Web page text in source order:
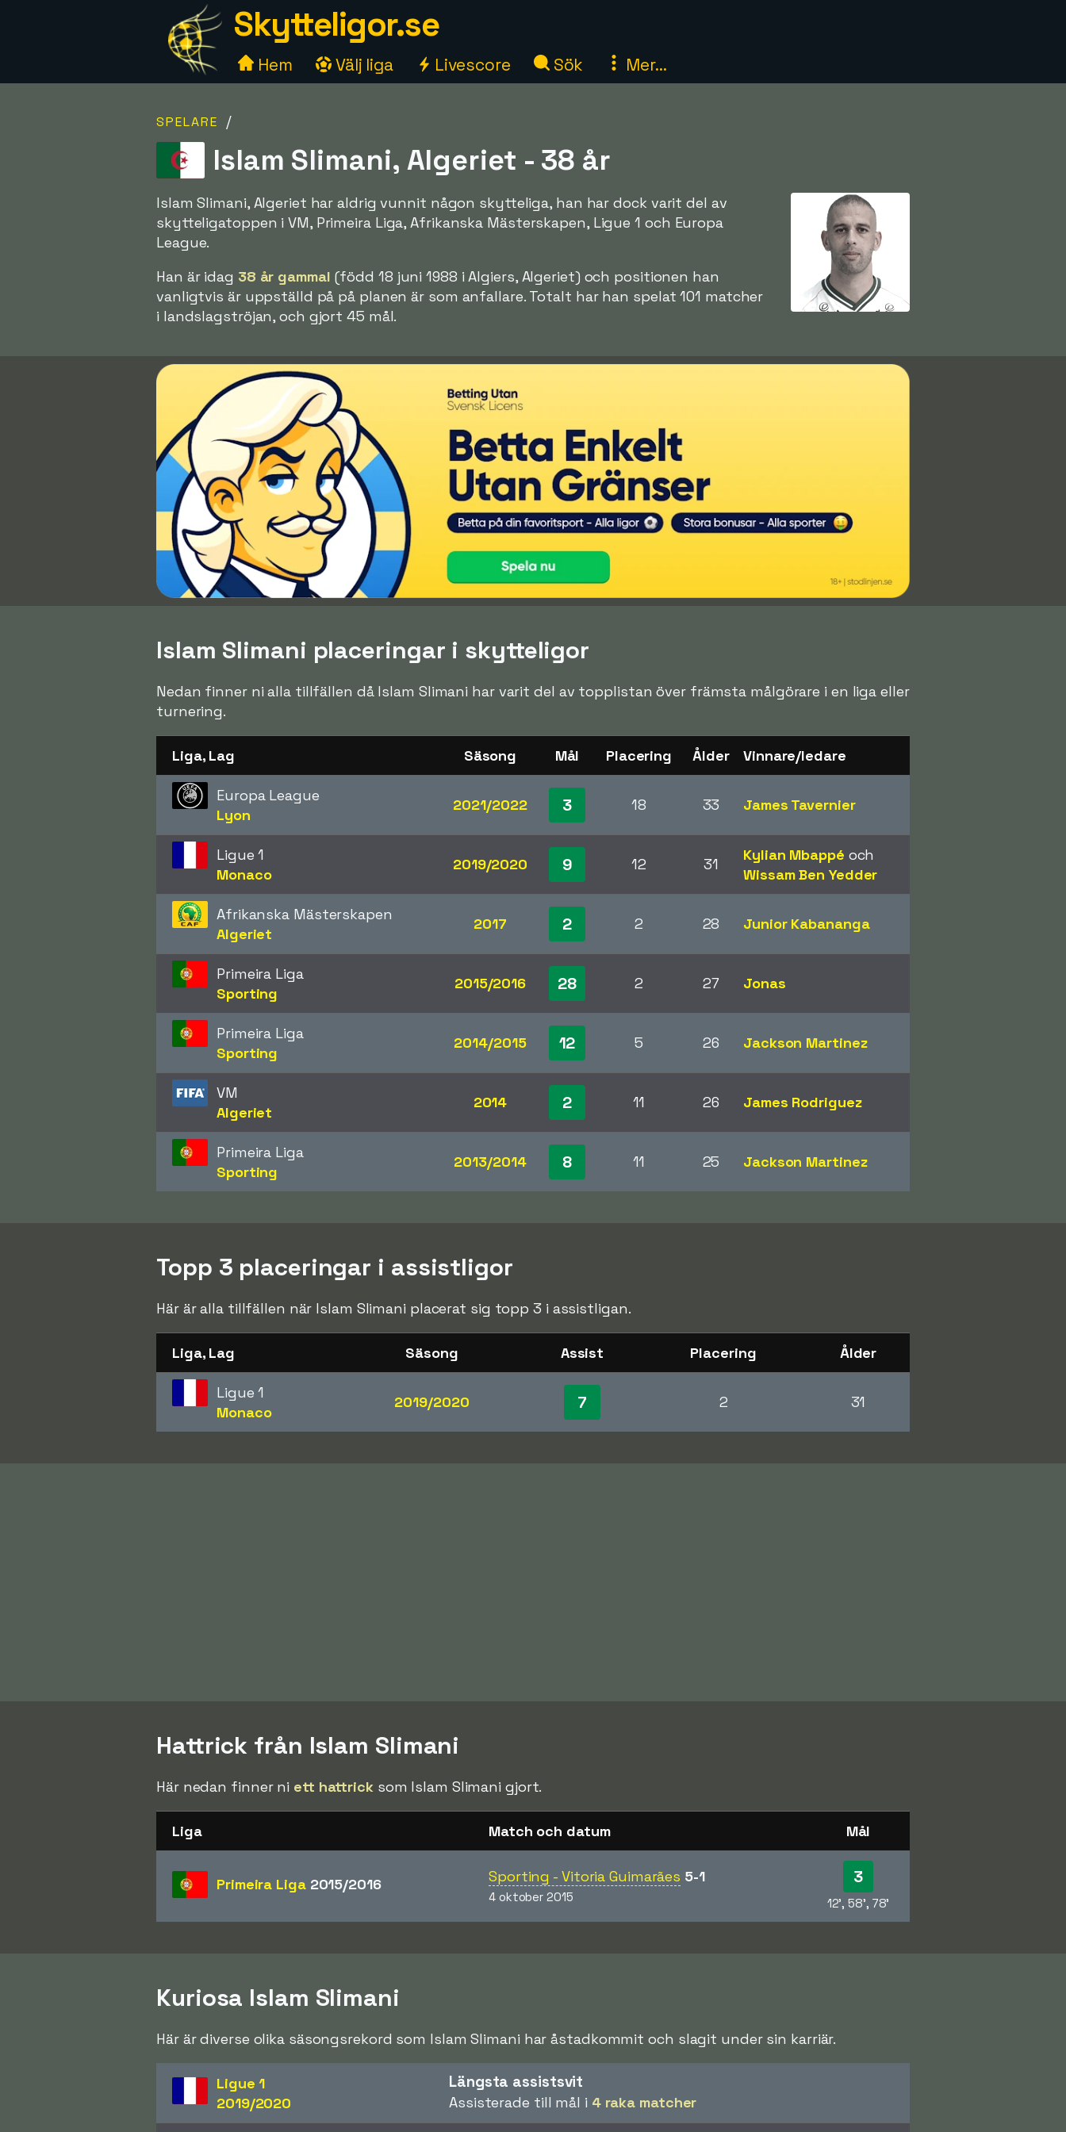
Skytteligor.se
Hem Välj liga Livescore Sök Mer...
SPELARE /
Islam Slimani, Algeriet - 38 år
Islam Slimani, Algeriet har aldrig vunnit någon skytteliga, han har dock varit del av
skytteligatoppen i VM, Primeira Liga, Afrikanska Mästerskapen, Ligue 1 och Europa
League.
Han är idag 38 år gammal (född 18 juni 1988 i Algiers, Algeriet) och positionen han
vanligtvis är uppställd på på planen är som anfallare. Totalt har han spelat 101 matcher
i landslagströjan, och gjort 45 mål.
Islam Slimani placeringar i skytteligor
Nedan finner ni alla tillfällen då Islam Slimani har varit del av topplistan över främsta målgörare i en liga eller
turnering.
Liga, Lag Säsong Mål Placering Ålder Vinnare/ledare
Europa League
Lyon
2021/2022 3 18 33 James Tavernier
Ligue 1
Monaco
2019/2020 9 12 31
Kylian Mbappé och
Wissam Ben Yedder
Afrikanska Mästerskapen
Algeriet
2017 2 2 28 Junior Kabananga
Primeira Liga
Sporting
2015/2016 28 2 27 Jonas
Primeira Liga
Sporting
2014/2015 12 5 26 Jackson Martinez
VM
Algeriet
2014 2 11 26 James Rodriguez
Primeira Liga
Sporting
2013/2014 8 11 25 Jackson Martinez
Topp 3 placeringar i assistligor
Här är alla tillfällen när Islam Slimani placerat sig topp 3 i assistligan.
Liga, Lag Säsong Assist Placering Ålder
Ligue 1
Monaco
2019/2020 7 2 31
Hattrick från Islam Slimani
Här nedan finner ni ett hattrick som Islam Slimani gjort.
Liga Match och datum Mål
Primeira Liga2015/2016 Sporting - Vitoria Guimarães 5-1
4 oktober 2015
3
12', 58', 78'
Kuriosa Islam Slimani
Här är diverse olika säsongsrekord som Islam Slimani har åstadkommit och slagit under sin karriär.
Ligue 1
2019/2020
Längsta assistsvit
Assisterade till mål i 4 raka matcher